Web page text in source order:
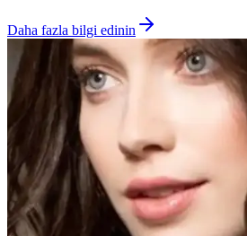
Daha fazla bilgi edinin